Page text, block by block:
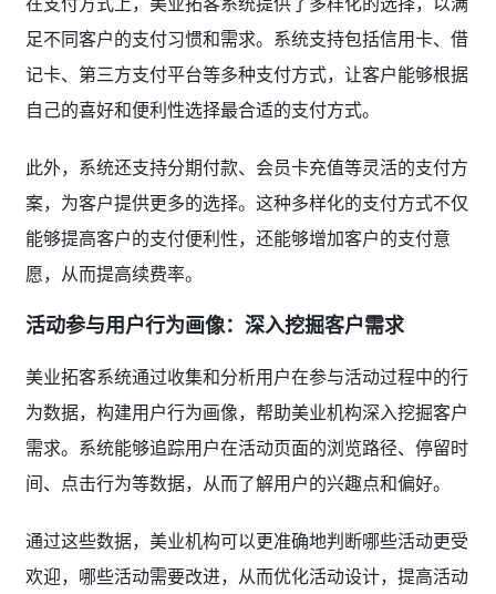
足不同客户的支付习惯和需求。系统支持包括信用卡、借
记卡、第三方支付平台等多种支付方式，让客户能够根据
自己的喜好和便利性选择最合适的支付方式。
此外，系统还支持分期付款、会员卡充值等灵活的支付方
案，为客户提供更多的选择。这种多样化的支付方式不仅
能够提高客户的支付便利性，还能够增加客户的支付意
愿，从而提高续费率。
活动参与用户行为画像：深入挖掘客户需求
美业拓客系统通过收集和分析用户在参与活动过程中的行
为数据，构建用户行为画像，帮助美业机构深入挖掘客户
需求。系统能够追踪用户在活动页面的浏览路径、停留时
间、点击行为等数据，从而了解用户的兴趣点和偏好。
通过这些数据，美业机构可以更准确地判断哪些活动更受
欢迎，哪些活动需要改进，从而优化活动设计，提高活动